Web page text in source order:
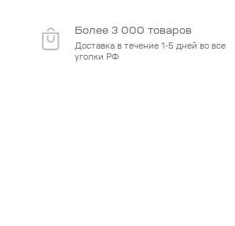
Более 3 000 товаров
Доставка в течение 1-5 дней во все
уголки РФ